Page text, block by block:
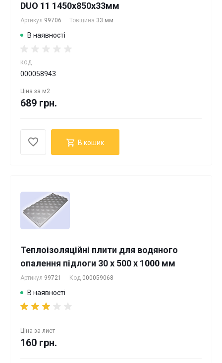
DUO 11 1450x850x33мм
Артикул 99706 Товщина 33 мм
В наявності
КОД
000058943
Ціна за м2
689 грн.
В кошик
Теплоізоляційні плити для водяного
опалення підлоги 30 х 500 х 1000 мм
Артикул 99721 Код 000059068
В наявності
Ціна за лист
160 грн.